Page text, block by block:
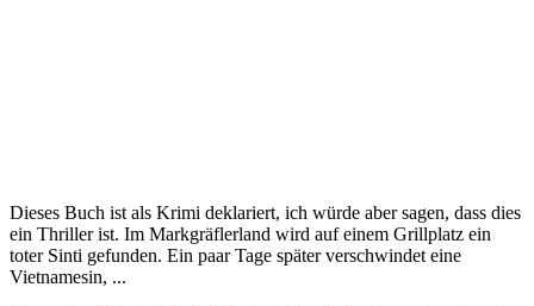
Dieses Buch ist als Krimi deklariert, ich würde aber sagen, dass dies
ein Thriller ist. Im Markgräflerland wird auf einem Grillplatz ein
toter Sinti gefunden. Ein paar Tage später verschwindet eine
Vietnamesin, ...